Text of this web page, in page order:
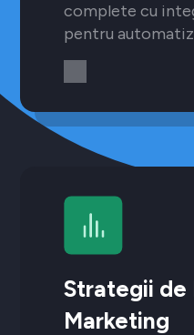
complete cu
pentru
Strategii de
Marketing